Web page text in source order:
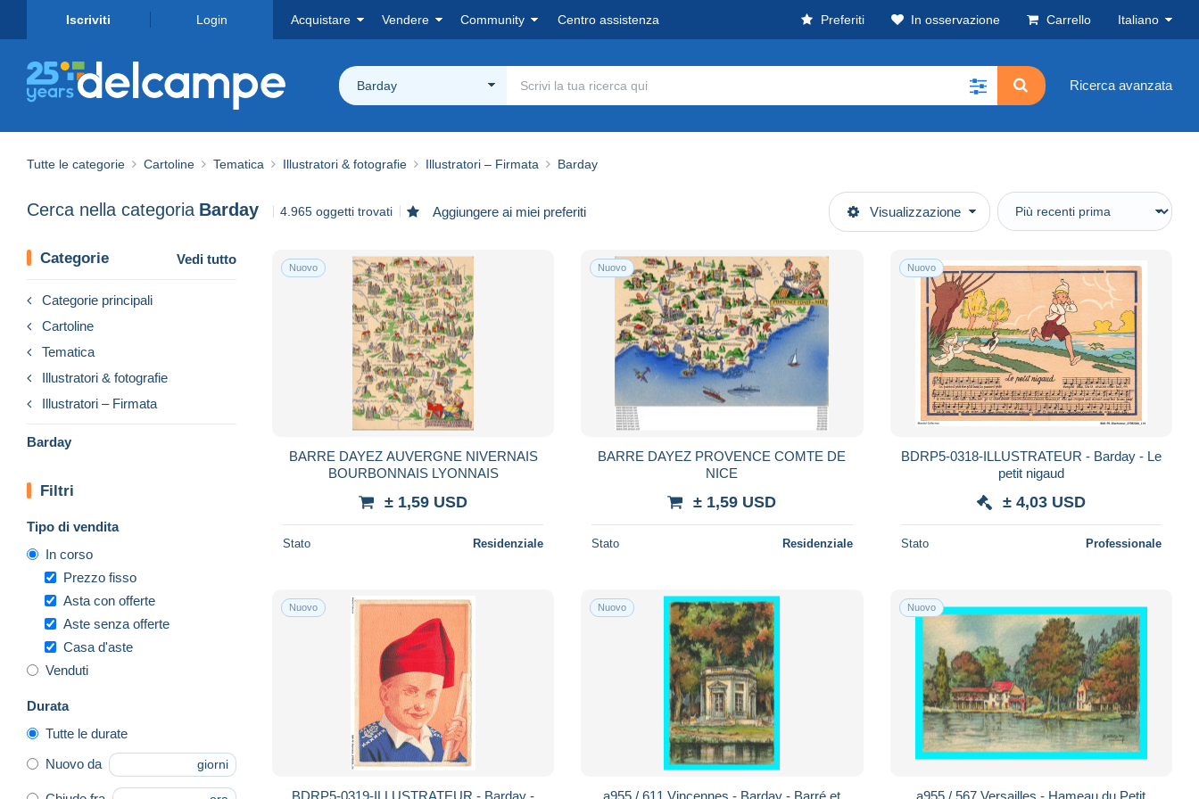
Iscriviti Login Acquistare Vendere Community Centro assistenza Preferiti In osservazione Carrello Italiano
Barday Ricerca avanzata
Tutte le categorie Cartoline Tematica Illustratori & fotografie Illustratori – Firmata Barday
Cerca nella categoria Barday 4.965 oggetti trovati Aggiungere ai miei preferiti Visualizzazione
Categorie Vedi tutto
Categorie principali
Cartoline
Tematica
Illustratori & fotografie
Illustratori – Firmata
Barday
Filtri
Tipo di vendita
In corso
Prezzo fisso
Asta con offerte
Aste senza offerte
Casa d'aste
Venduti
Durata
Tutte le durate
Nuovo da giorni
Nuovo
BARRE DAYEZ AUVERGNE NIVERNAIS
BOURBONNAIS LYONNAIS
± 1,59 USD
Stato Residenziale
Nuovo
BARRE DAYEZ PROVENCE COMTE DE
NICE
± 1,59 USD
Stato Residenziale
Nuovo
BDRP5-0318-ILLUSTRATEUR - Barday - Le
petit nigaud
± 4,03 USD
Stato Professionale
Nuovo
BDRP5-0319-ILLUSTRATEUR - Barday -
Nuovo
a955 / 611 Vincennes - Barday - Barré et
Nuovo
a955 / 567 Versailles - Hameau du Petit